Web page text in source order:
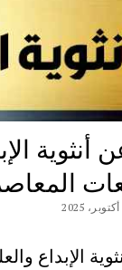
الإبداع